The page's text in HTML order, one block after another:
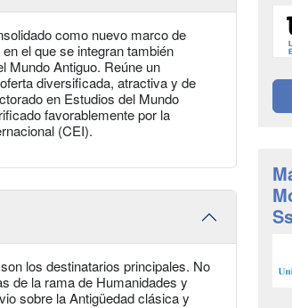
como nuevo marco de
el que se integran también
Mundo Antiguo. Reúne un
diversificada, atractiva y de
en Estudios del Mundo
favorablemente por la
(CEI).
los destinatarios principales. No
de la rama de Humanidades y
sobre la Antigüedad clásica y